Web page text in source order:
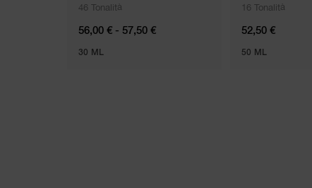
46 Tonalità
56,00 € - 57,50 €
30 ML
16 Tonalità
52,50 €
50 ML